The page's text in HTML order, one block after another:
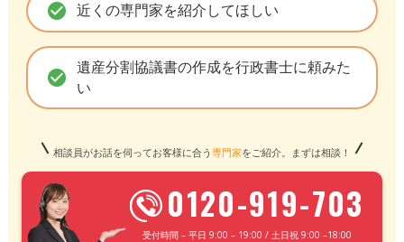
check_circle 近くの専門家を紹介してほしい
check_circle 遺産分割協議書の作成を行政書士に頼みた
い
相談員がお話を伺ってお客様に合う 専門家をご紹介。まずは相談！
0120-919-703
受付時間 – 平日 9:00 – 19:00 / 土日祝 9:00 –18:00